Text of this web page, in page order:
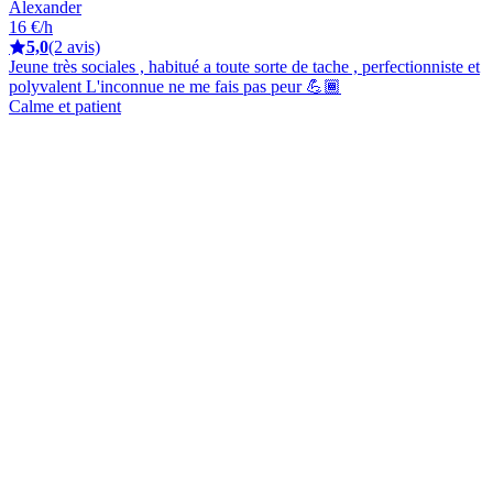
Alexander
16 €/h
5,0(2 avis)
Jeune très sociales , habitué a toute sorte de tache , perfectionniste et
polyvalent L'inconnue ne me fais pas peur 💪🏾
Calme et patient